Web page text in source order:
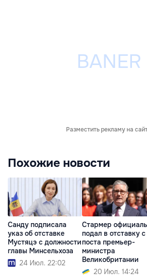
Разместить рекламу на
Похожие новости
Санду подписала
указ об отставке
Мустяцэ с должности
главы Минсельхоза
24 Июл. 22:02
Стармер
подал в отставку с
поста премьер-
министра
Великобритании
20 Июл. 14:24